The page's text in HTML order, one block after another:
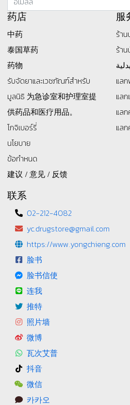
药店
中药
泰国草药
药物
รับจัดยาและเวชภัณฑ์สำหรับ
มูลนิธิ 为急诊室和护理室提
供药品和医疗用品。
โกจิเบอร์รี่
นโยบาย
ข้อกำหนด
建议 / 意见 / 反馈
服
ร้าน
ร้า
แล
แล
แล
แล
联系
02-212-4082
yc.drugstore@gmail.com
https://www.yongchieng.com
脸书
脸书信使
连我
推特
照片墙
微博
瓦次艾普
抖音
微信
카카오